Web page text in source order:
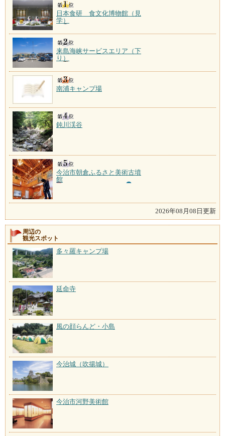
日本食研 食文化博物館（見
学）
来島海峡サービスエリア（下
り）
南浦キャンプ場
鈍川渓谷
今治市朝倉ふるさと美術古墳
館
2026年08月08日更新
周辺の
観光スポット
多々羅キャンプ場
延命寺
風の顔らんど・小島
今治城（吹揚城）
今治市河野美術館